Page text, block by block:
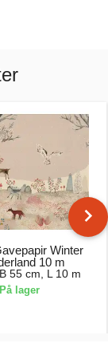
Winter
10 m
55 cm, L 10 m
På lager